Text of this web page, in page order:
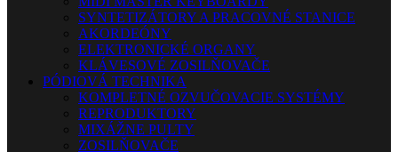
SYNTETIZÁTORY A PRACOVNÉ STANICE
AKORDEÓNY
ELEKTRONICKÉ ORGANY
KLÁVESOVÉ ZOSILŇOVAČE
PÓDIOVÁ TECHNIKA
KOMPLETNÉ OZVUČOVACIE SYSTÉMY
REPRODUKTORY
MIXÁŽNE PULTY
ZOSILŇOVAČE